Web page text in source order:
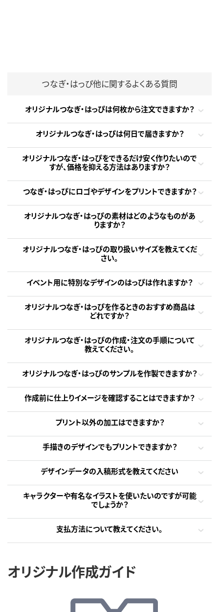
つなぎ・はっぴ他に関するよくある質問
オリジナルつなぎ・はっぴは何枚から注文できますか？
オリジナルつなぎ・はっぴは何日で届きますか？
オリジナルつなぎ・はっぴをできるだけ安く作りたいので
すが、価格を抑える方法はありますか？
つなぎ・はっぴにロゴやデザインをプリントできますか？
オリジナルつなぎ・はっぴの素材はどのようなものがあ
りますか？
オリジナルつなぎ・はっぴの取り扱いサイズを教えてくだ
さい。
イベント用に特別なデザインのはっぴは作れますか？
オリジナルつなぎ・はっぴを作るときのおすすめ商品は
どれですか？
オリジナルつなぎ・はっぴの作成・注文の手順について
教えてください。
オリジナルつなぎ・はっぴのサンプルを作製できますか？
作成前に仕上りイメージを確認することはできますか？
プリント以外の加工はできますか？
手描きのデザインでもプリントできますか？
デザインデータの入稿形式を教えてください
キャラクターや有名なイラストを使いたいのですが可能
でしょうか？
支払方法について教えてください。
オリジナル作成ガイド